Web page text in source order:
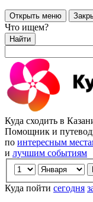
Открыть меню
Что ищем?
Найти
Куда сходить в
Помощник и
по интересным
и лучшим событиям
Куда пойти сегодня